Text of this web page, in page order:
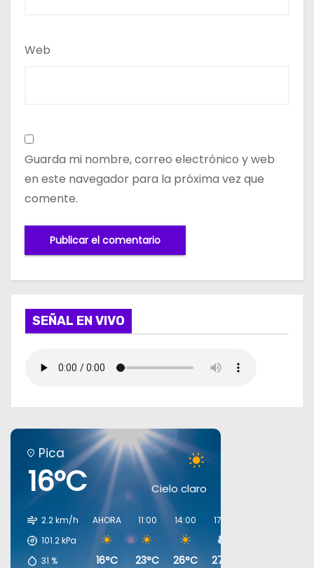
Web
Guarda mi nombre, correo electrónico y web
en este navegador para la próxima vez que
comente.
SEÑAL EN VIVO
Pica
16°C Cielo claro
2.2 km/h
101.2kPa
31 %
AHORA
16°C
11:00
23°C
14:00
26°C
17:00
27°C